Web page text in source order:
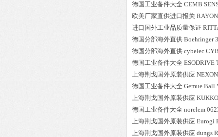
德国工业备件大全 CEMB
欧美厂家直供进口报关
进口国外工业品质量保证
德国分部海外直供 Boehringer
德国分部海外直供 cybelec
德国工业备件大全 ESODRIVE
上海荆戈国外原装供应 NEXON
德国工业备件大全 Gemue Ball
上海荆戈国外原装供应 KUKKO
德国工业备件大全 norelem
上海荆戈国外原装供应 Eurogi
上海荆戈国外原装供应 dungs